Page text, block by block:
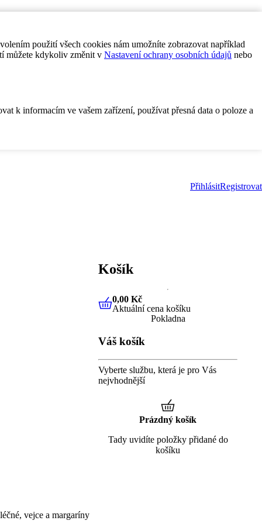
použití všech cookies nám umožníte zobrazovat například
můžete kdykoliv změnit v Nastavení ochrany osobních údajů nebo
k informacím ve vašem zařízení, používat přesná data o poloze a
PřihlásitRegistrovat
vejce a margaríny
Košík
0,00 KčAktuální cena košíku
0,00 Kč
Aktuální cena košíku
Pokladna
Váš košík
Vyberte službu, která je pro Vás
nejvhodnější
Prázdný košík
Tady uvidíte položky přidané do
košíku